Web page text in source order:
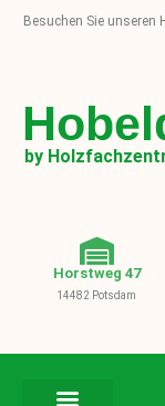
Besuchen Sie unseren
by
Horstweg 47
14482 Potsdam